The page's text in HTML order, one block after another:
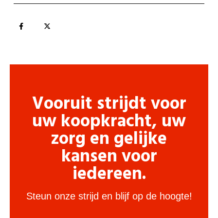
Vooruit strijdt voor
uw koopkracht, uw
zorg en gelijke
kansen voor
iedereen.
Steun onze strijd en blijf op de hoogte!